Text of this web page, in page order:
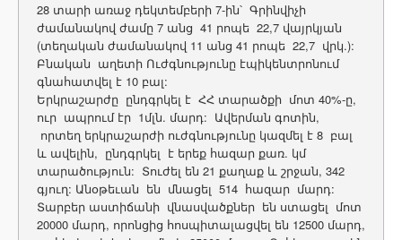
28 տարի առաջ դեկտեմբերի 7-ին՝ Գրինվիչի
ժամանակով ժամը 7 անց 41 րոպե 22,7 վայրկյան
(տեղական ժամանակով 11 անց 41 րոպե 22,7 վրկ.):
Բնական աղետի Ուժգնությունը էպիկենտրոնում
գնահատվել է 10 բալ:
Երկրաշարժը ընդգրկել է ՀՀ տարածքի մոտ 40%-ը,
ուր ապրում էր 1մլն. մարդ: Ավերման գոտին,
որտեղ երկրաշարժի ուժգնությունը կազմել է 8 բալ
և ավելին, ընդգրկել է երեք հազար քառ. կմ
տարածություն: Տուժել են 21 քաղաք և շրջան, 342
գյուղ: Անօթեւան են մնացել 514 հազար մարդ:
Տարբեր աստիճանի վնասվածքներ են ստացել մոտ
20000 մարդ, որոնցից հոսպիտալացվել են 12500 մարդ,